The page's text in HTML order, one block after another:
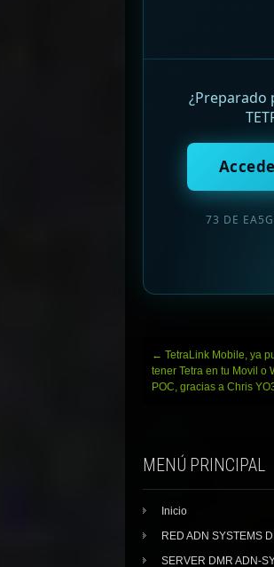
¿Preparado
73 DE
Navegación
de
entradas
← TetraLink Mobile, ya
tener Tetra en tu Movil o
POC, gracias a Chris
MENÚ PRINCIPAL
Inicio
RED ADN SYSTEMS
SERVER DMR ADN-